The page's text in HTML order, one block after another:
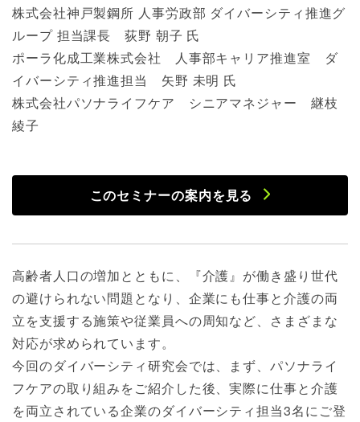
株式会社神戸製鋼所 人事労政部 ダイバーシティ推進グ
ループ 担当課長 荻野 朝子 氏
ポーラ化成工業株式会社 人事部キャリア推進室 ダ
イバーシティ推進担当 矢野 未明 氏
株式会社パソナライフケア シニアマネジャー 継枝
綾子
このセミナーの案内を見る
高齢者人口の増加とともに、『介護』が働き盛り世代
の避けられない問題となり、企業にも仕事と介護の両
立を支援する施策や従業員への周知など、さまざまな
対応が求められています。
今回のダイバーシティ研究会では、まず、パソナライ
フケアの取り組みをご紹介した後、実際に仕事と介護
を両立されている企業のダイバーシティ担当3名にご登